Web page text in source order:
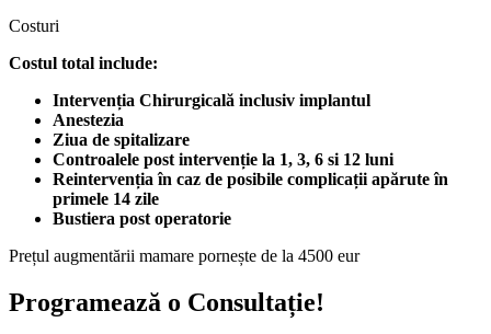
Costuri
Costul total include:
Intervenția Chirurgicală inclusiv implantul
Anestezia
Ziua de spitalizare
Controalele post intervenție la 1, 3, 6 si 12 luni
Reintervenția în caz de posibile complicații apărute în
primele 14 zile
Bustiera post operatorie
Prețul augmentării mamare pornește de la 4500 eur
Programează o Consultație!